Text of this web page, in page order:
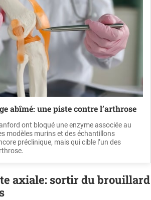
abîmé: une piste contre l’arthrose
ont bloqué une enzyme associée au
modèles murins et des échantillons
préclinique, mais qui cible l’un des
axiale: sortir du brouillard